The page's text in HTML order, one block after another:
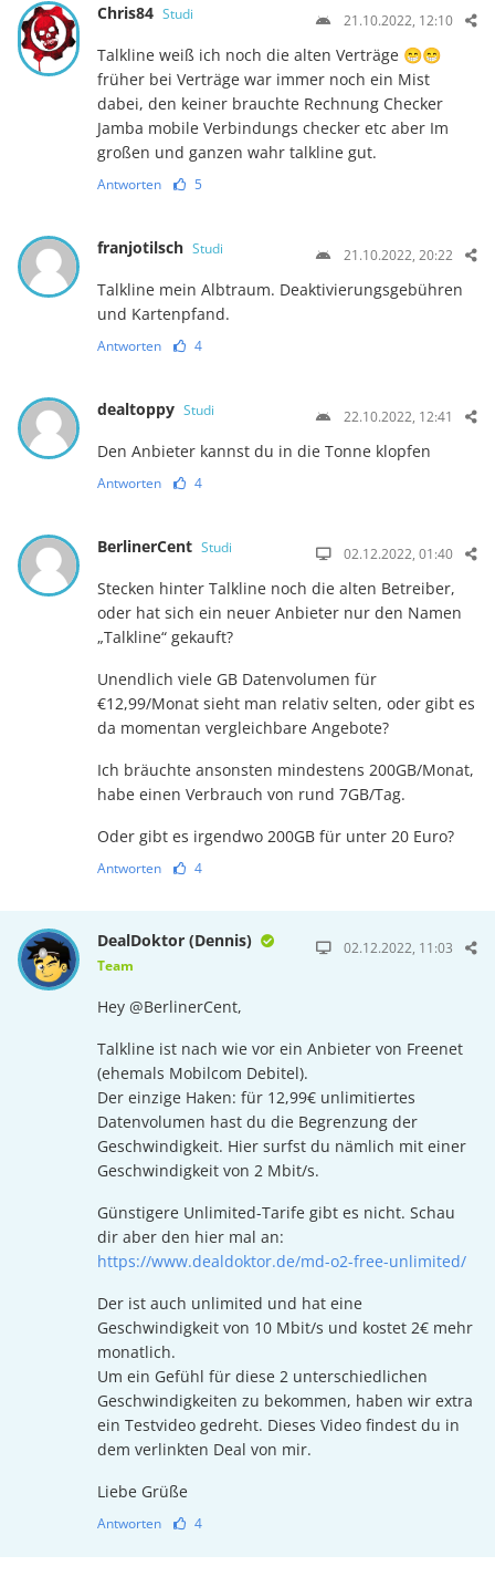
Chris84 Studi 21.10.2022, 12:10
Talkline weiß ich noch die alten Verträge 😁😁
früher bei Verträge war immer noch ein Mist
dabei, den keiner brauchte Rechnung Checker
Jamba mobile Verbindungs checker etc aber Im
großen und ganzen wahr talkline gut.
Antworten 5
franjotilsch Studi 21.10.2022, 20:22
Talkline mein Albtraum. Deaktivierungsgebühren
und Kartenpfand.
Antworten 4
dealtoppy Studi 22.10.2022, 12:41
Den Anbieter kannst du in die Tonne klopfen
Antworten 4
BerlinerCent Studi 02.12.2022, 01:40
Stecken hinter Talkline noch die alten Betreiber,
oder hat sich ein neuer Anbieter nur den Namen
„Talkline“ gekauft?
Unendlich viele GB Datenvolumen für
€12,99/Monat sieht man relativ selten, oder gibt es
da momentan vergleichbare Angebote?
Ich bräuchte ansonsten mindestens 200GB/Monat,
habe einen Verbrauch von rund 7GB/Tag.
Oder gibt es irgendwo 200GB für unter 20 Euro?
Antworten 4
DealDoktor (Dennis)
Team
02.12.2022, 11:03
Hey @BerlinerCent,
Talkline ist nach wie vor ein Anbieter von Freenet
(ehemals Mobilcom Debitel).
Der einzige Haken: für 12,99€ unlimitiertes
Datenvolumen hast du die Begrenzung der
Geschwindigkeit. Hier surfst du nämlich mit einer
Geschwindigkeit von 2 Mbit/s.
Günstigere Unlimited-Tarife gibt es nicht. Schau
dir aber den hier mal an:
https://www.dealdoktor.de/md-o2-free-unlimited/
Der ist auch unlimited und hat eine
Geschwindigkeit von 10 Mbit/s und kostet 2€ mehr
monatlich.
Um ein Gefühl für diese 2 unterschiedlichen
Geschwindigkeiten zu bekommen, haben wir extra
ein Testvideo gedreht. Dieses Video findest du in
dem verlinkten Deal von mir.
Liebe Grüße
Antworten 4